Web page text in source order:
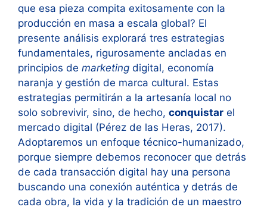
que esa pieza compita exitosamente con la
producción en masa a escala global? El
presente análisis explorará tres estrategias
fundamentales, rigurosamente ancladas en
principios de marketing digital, economía
naranja y gestión de marca cultural. Estas
estrategias permitirán a la artesanía local no
solo sobrevivir, sino, de hecho, conquistar el
mercado digital (Pérez de las Heras, 2017).
Adoptaremos un enfoque técnico-humanizado,
porque siempre debemos reconocer que detrás
de cada transacción digital hay una persona
buscando una conexión auténtica y detrás de
cada obra, la vida y la tradición de un maestro